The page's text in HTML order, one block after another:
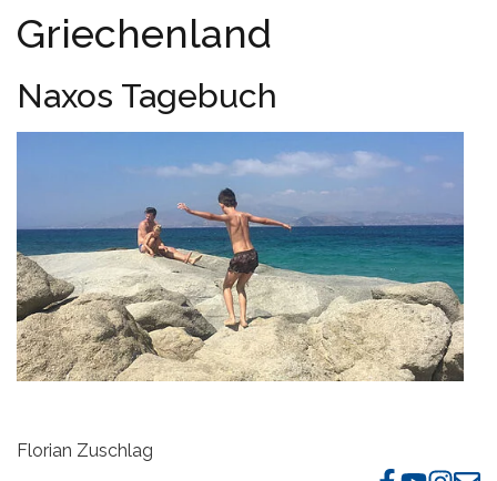
Griechenland
Naxos Tagebuch
Florian Zuschlag